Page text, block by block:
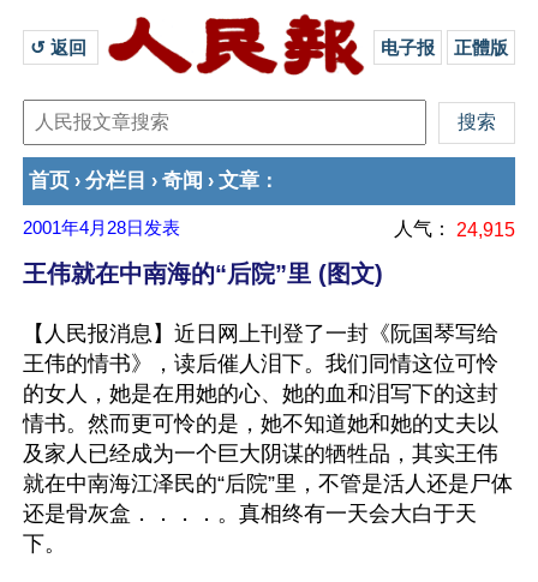
↺ 返回 电子报 正體版
首页 › 分栏目 › 奇闻 › 文章 ：
2001年4月28日 发表 人气： 24,915
王伟就在中南海的“后院”里 (图文)
【人民报消息】近日网上刊登了一封《阮国琴写给
王伟的情书》，读后催人泪下。我们同情这位可怜
的女人，她是在用她的心、她的血和泪写下的这封
情书。然而更可怜的是，她不知道她和她的丈夫以
及家人已经成为一个巨大阴谋的牺牲品，其实王伟
就在中南海江泽民的“后院”里，不管是活人还是尸体
还是骨灰盒．．．．。真相终有一天会大白于天
下。